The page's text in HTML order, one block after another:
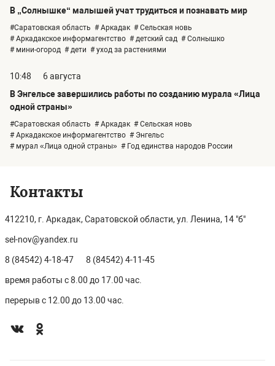
В „Солнышке“ малышей учат трудиться и познавать мир
#Саратовская область # Аркадак # Сельская новь
# Аркадакское информагентство # детский сад # Солнышко
# мини-огород # дети # уход за растениями
10:48
6 августа
В Энгельсе завершились работы по созданию мурала «Лица
одной страны»
#Саратовская область # Аркадак # Сельская новь
# Аркадакское информагентство # Энгельс
# мурал «Лица одной страны» # Год единства народов России
Контакты
412210, г. Аркадак, Саратовской области, ул. Ленина, 14 "б"
sel-nov@yandex.ru
8 (84542) 4-18-47 8 (84542) 4-11-45
время работы с 8.00 до 17.00 час.
перерыв с 12.00 до 13.00 час.